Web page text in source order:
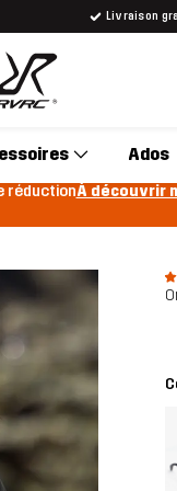
Livraison
Ados
réductionÀ découvrir